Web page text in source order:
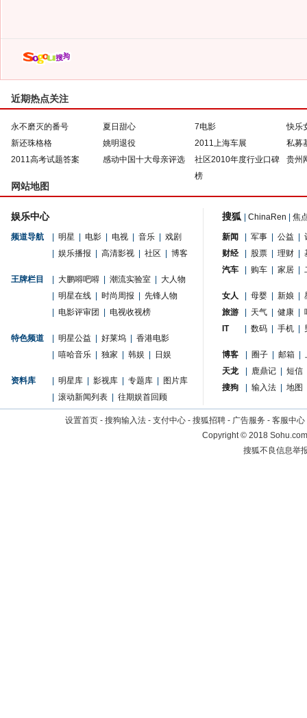
近期热点关注
永不磨灭的番号 夏日甜心 7电影
快乐
新还珠格格
姚明退役 2011上海车展
私募
2011高考试题答案
感动中国十大母亲评选
社区2010年度行业口碑
榜
贵州
网站地图
娱乐中心
频道导航 明星 电影 电视 音乐
戏剧
娱乐播报 高清影视 社区 博客
王牌栏目 大鹏嘚吧嘚 潮流实验室
大人物
明星在线 时尚周报
先锋人物
电影评审团 电视收视榜
特色频道 明星公益 好莱坞
香港电影
嘻哈音乐 独家 韩娱 日娱
资料库 明星库 影视库 专题库
图片库
滚动新闻列表 往期娱首回顾
搜狐 ChinaRen 焦
新闻 军事 公益
财经
股票 理财
汽车
购车 家居
女人 母婴 新娘
旅游
天气 健康
IT
数码 手机
博客 圈子 邮箱
天龙
鹿鼎记
短信
搜狗
输入法 地图
设置首页 - 搜狗输入法 - 支付中心 - 搜狐招聘 - 广告服务 - 客服中心
Copyright©2018
搜狐不良信息举